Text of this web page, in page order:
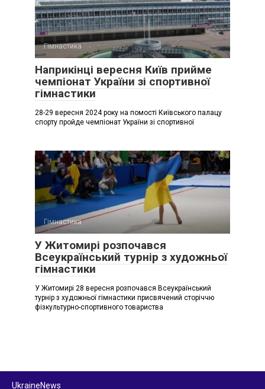
Гімнастика
Наприкінці вересня Київ прийме
чемпіонат України зі спортивної
гімнастики
28-29 вересня 2024 року на помості Київського палацу
спорту пройде чемпіонат України зі спортивної
Гімнастика
У Житомирі розпочався
Всеукраїнський турнір з художньої
гімнастики
У Житомирі 28 вересня розпочався Всеукраїнський
турнір з художньої гімнастики присвячений сторіччю
фізкультурно-спортивного товариства
UkraineNews